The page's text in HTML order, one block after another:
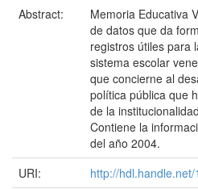
Abstract:
Memoria Educativa
de datos que da
registros útiles para
sistema escolar
que concierne al
política pública que
de la
Contiene la
del año 2004.
URI:
http://hdl.handle.net/